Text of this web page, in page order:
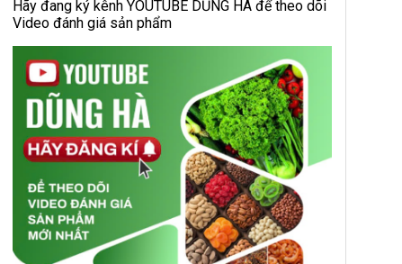
Hãy đang ký kênh YOUTUBE DŨNG HÀ để theo dõi
Video đánh giá sản phẩm